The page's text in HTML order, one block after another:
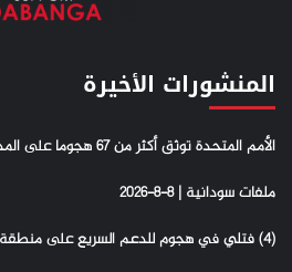
المنشورات الأخيرة
الأمم المتحدة توثق أكثر من 67 هجوما على المدارس في السودان
ملفات سودانية | 8-8-2026
(4) فتلي في هجوم للدعم السريع على منطقة (التميد) شمال كردفان